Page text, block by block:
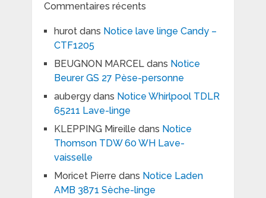
Commentaires récents
hurotdans Notice lave linge Candy –
CTF1205
BEUGNON MARCELdans Notice
Beurer GS 27 Pèse-personne
aubergydans Notice Whirlpool TDLR
65211 Lave-linge
KLEPPING Mireille dans Notice
Thomson TDW 60 WH Lave-
vaisselle
Moricet Pierre dans Notice Laden
AMB 3871 Sèche-linge